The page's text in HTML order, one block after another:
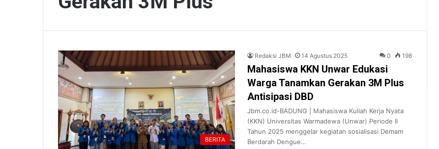
BERITA
Redaksi JBM 14 Agustus 2025 0 198
Mahasiswa KKN Unwar Edukasi
Warga Tanamkan Gerakan 3M Plus
Antisipasi DBD
Jbm.co.id-BADUNG | Mahasiswa Kuliah Kerja Nyata
(KKN) Universitas Warmadewa (Unwar) Periode II
Tahun 2025 menggelar kegiatan sosialisasi Demam
Berdarah Dengue…